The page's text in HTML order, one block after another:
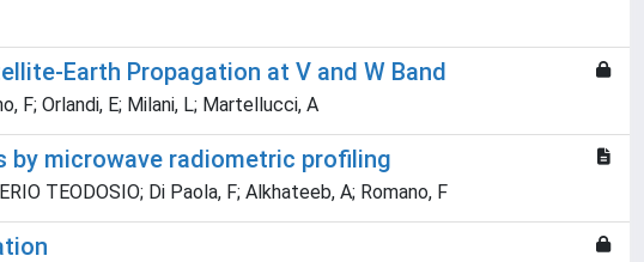
Earth Propagation at V and W Band
F; Orlandi, E; Milani, L; Martellucci, A
microwave radiometric profiling
TEODOSIO; Di Paola, F; Alkhateeb, A; Romano, F